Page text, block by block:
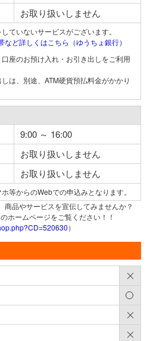
お取り扱いしません
ていないサービスがございます。
ど詳しくはこちら（ゆうちょ銀行）
座のお預け入れ・お引き出しをご利用
は、別途、ATM硬貨預払料金がかかり
9:00 ～ 16:00
お取り扱いしません
お取り扱いしません
等からのWebでの申込みとなります。
品やサービスを宣伝してみませんか？
ホームページをご覧ください！！
）